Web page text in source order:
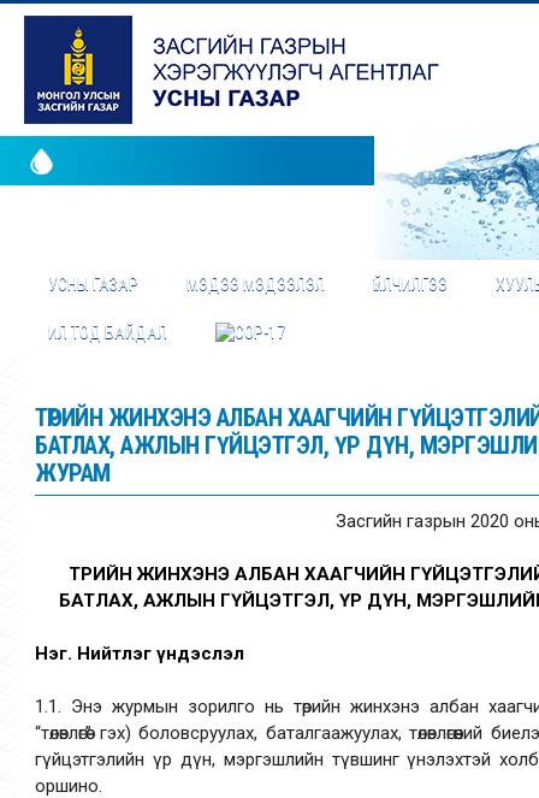
УСНЫ ГАЗАР МЭДЭЭ МЭДЭЭЛЭЛ ҮЙЛЧИЛГЭЭ
ИЛ ТОД БАЙДАЛ
ТӨРИЙН ЖИНХЭНЭ АЛБАН ХААГЧИЙН ГҮЙЦЭТГЭЛИЙН
БАТЛАХ, АЖЛЫН ГҮЙЦЭТГЭЛ, ҮР ДҮН,
ЖУРАМ
Засгийн газрын 2020
ТӨРИЙН ЖИНХЭНЭ АЛБАН ХААГЧИЙН ГҮЙЦЭТГЭЛИЙН
БАТЛАХ, АЖЛЫН ГҮЙЦЭТГЭЛ, ҮР ДҮН,
Нэг. Нийтлэг үндэслэл
1.1. Энэ журмын зорилго нь төрийн жинхэнэ албан хаагчийн
“төлөвлөгөө” гэх) боловсруулах, баталгаажуулах, төлөвлөгөөний
гүйцэтгэлийн үр дүн, мэргэшлийн түвшинг үнэлэхтэй
оршино.